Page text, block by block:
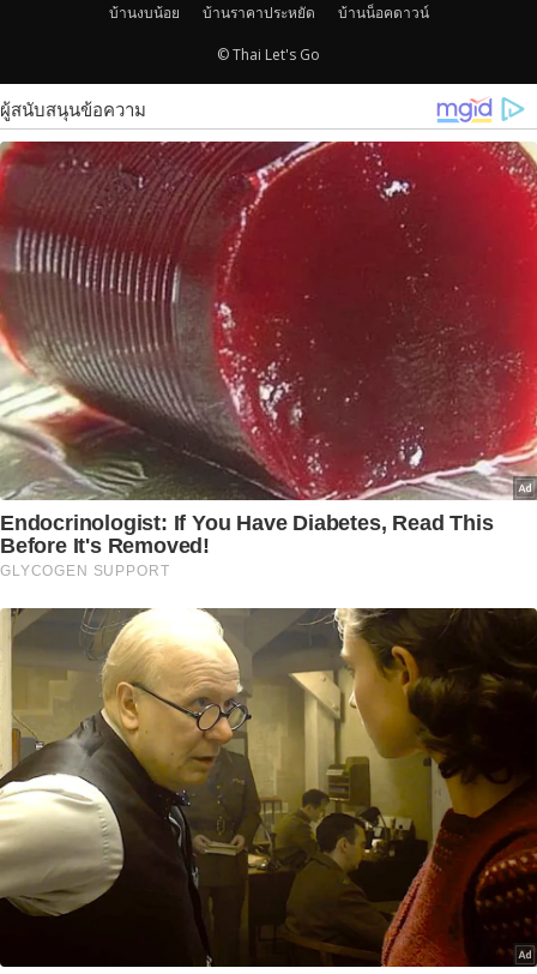
บ้านงบน้อย
บ้านราคาประหยัด บ้านน็อคดาวน์
© Thai Let's Go